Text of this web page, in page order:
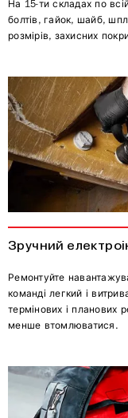
На 15-ти складах по
болтів, гайок, шайб,
розмірів, захисних
Зручний
Ремонтуйте
команді легкий і
термінових і планових
менше втомлюватися.